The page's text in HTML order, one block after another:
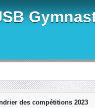
des compétitions 2023
cookies